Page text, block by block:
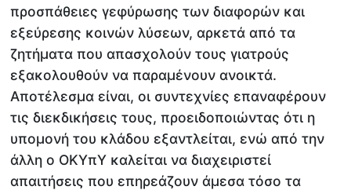
προσπάθειες γεφύρωσης των διαφορών και
εξεύρεσης κοινών λύσεων, αρκετά από τα
ζητήματα που απασχολούν τους γιατρούς
εξακολουθούν να παραμένουν ανοικτά.
Αποτέλεσμα είναι, οι συντεχνίες επαναφέρουν
τις διεκδικήσεις τους, προειδοποιώντας ότι η
υπομονή του κλάδου εξαντλείται, ενώ από την
άλλη ο ΟΚΥπΥ καλείται να διαχειριστεί
απαιτήσεις που επηρεάζουν άμεσα τόσο τα